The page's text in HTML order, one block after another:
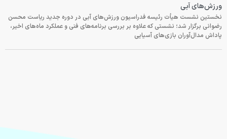
ورزش‌های آبی
نخستین نشست هیأت رئیسه فدراسیون ورزش‌های آبی در دوره جدید ریاست محسن
رضوانی برگزار شد؛ نشستی که علاوه بر بررسی برنامه‌های فنی و عملکرد ماه‌های اخیر،
پاداش مدال‌آوران بازی‌های آسیایی